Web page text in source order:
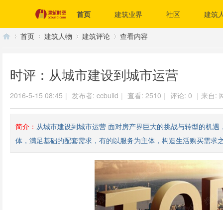
首页 建筑业界 社区 建筑
›
首页
›
建筑人物
›
建筑评论
›
查看内容
时评：从城市建设到城市运营
2016-5-15 08:45 | 发布者: ccbuild | 查看: 2510 | 评论: 0 | 来自:
简介： 从城市建设到城市运营 面对房产界巨大的挑战与转型的机
体，满足基础的配套需求，有的以服务为主体，构造生活购买需求